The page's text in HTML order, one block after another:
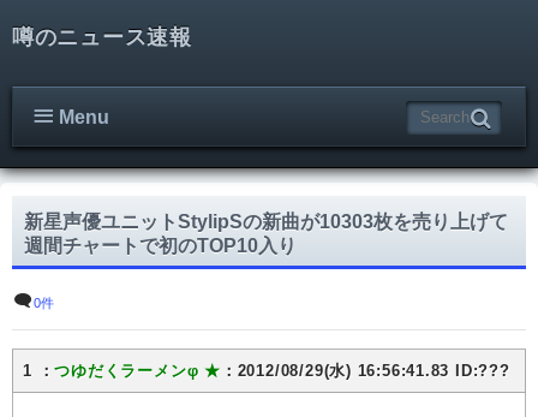
噂のニュース速報
Menu
新星声優ユニットStylipSの新曲が10303枚を売り上げて
週間チャートで初のTOP10入り
0件
1 ：つゆだくラーメンφ ★ ：2012/08/29(水) 16:56:41.83 ID:???